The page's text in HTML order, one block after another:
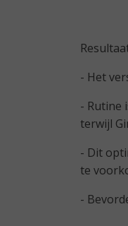
- Het
- Rutine
terwijl
- Dit
te
-